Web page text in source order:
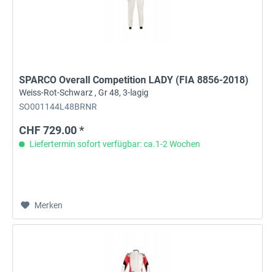
SPARCO Overall Competition LADY (FIA 8856-2018)
Weiss-Rot-Schwarz , Gr 48, 3-lagig
SO001144L48BRNR
CHF 729.00 *
Liefertermin sofort verfügbar: ca.1-2 Wochen
Merken